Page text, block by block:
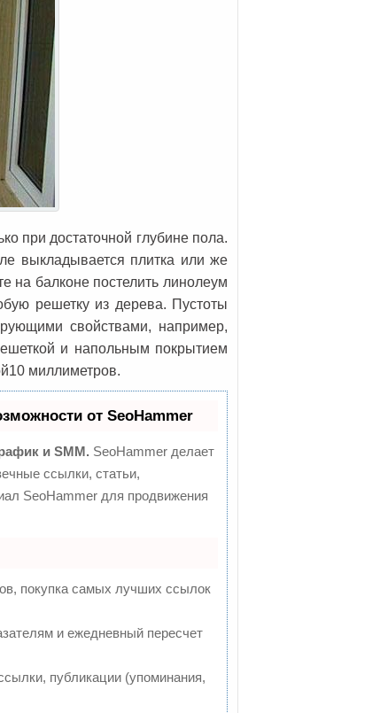
при достаточной глубине пола.
выкладывается плитка или же
на балконе постелить линолеум
решетку из дерева. Пустоты
свойствами, например,
и напольным покрытием
миллиметров.
от SeoHammer
и SMM. SeoHammer делает
ссылки, статьи,
SeoHammer для продвижения
покупка самых лучших ссылок
и ежедневный пересчет
публикации (упоминания,